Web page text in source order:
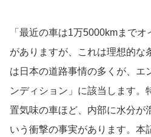
「最近の車は1万5000kmまで
がありますが、これは理想的な
は日本の道路事情の多くが、エ
ンディション」に該当します。
置気味の車ほど、内部に水分が
いう衝撃の事実があります。本